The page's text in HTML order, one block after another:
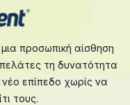
εικόνες σε
στυλ
φωτογράφισης
χωρίς μοντέλα
προσωπική αίσθηση
τη δυνατότητα
επίπεδο χωρίς να
τους.